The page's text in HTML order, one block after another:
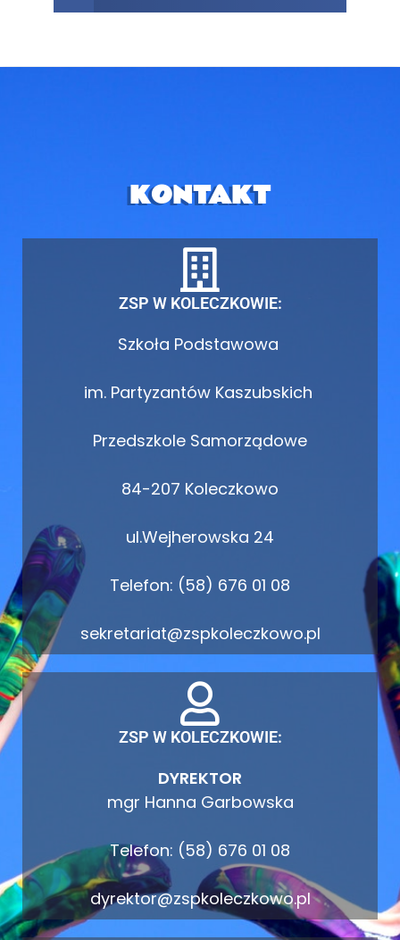
KONTAKT
ZSP W KOLECZKOWIE:
Szkoła Podstawowa
im. Partyzantów Kaszubskich
Przedszkole Samorządowe
84-207 Koleczkowo
ul.Wejherowska 24
Telefon: (58) 676 01 08
sekretariat@zspkoleczkowo.pl
ZSP W KOLECZKOWIE:
DYREKTOR
mgr Hanna Garbowska
Telefon: (58) 676 01 08
dyrektor@zspkoleczkowo.pl